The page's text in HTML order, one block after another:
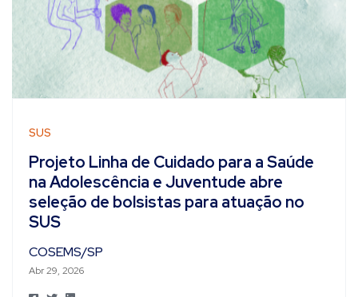
SUS
Projeto Linha de Cuidado para a Saúde
na Adolescência e Juventude abre
seleção de bolsistas para atuação no
SUS
COSEMS/SP
Abr 29, 2026